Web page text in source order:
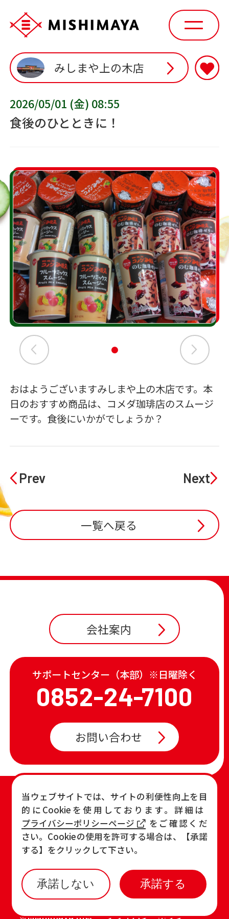
当ウェブサイトでは、サイトの利便性向上を目
的にCookieを使用しております。詳細は
プライバシーポリシーページ
をご確認くだ
さい。Cookieの使用を許可する場合は、【承諾
する】をクリックして下さい。
承諾しない 承諾する
みしまや上の木店
2026/05/01 (金) 08:55
食後のひとときに！
おはようございますみしまや上の木店です。本
日のおすすめ商品は、コメダ珈琲店のスムージ
ーです。食後にいかがでしょうか？
Prev Next
一覧へ戻る
会社案内
サポートセンター（本部）※日曜除く
0852-24-7100
お問い合わせ
TOP
店舗一覧・チラシ
お知らせ
おすすめ商品
各店の最新情報
©Mishimaya Inc. プライバシーポリシー